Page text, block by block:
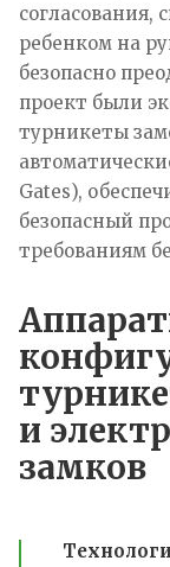
согласования,
ребенком на
безопасно
проект были
турникеты
Gates),
безопасный
требованиям
и
замков